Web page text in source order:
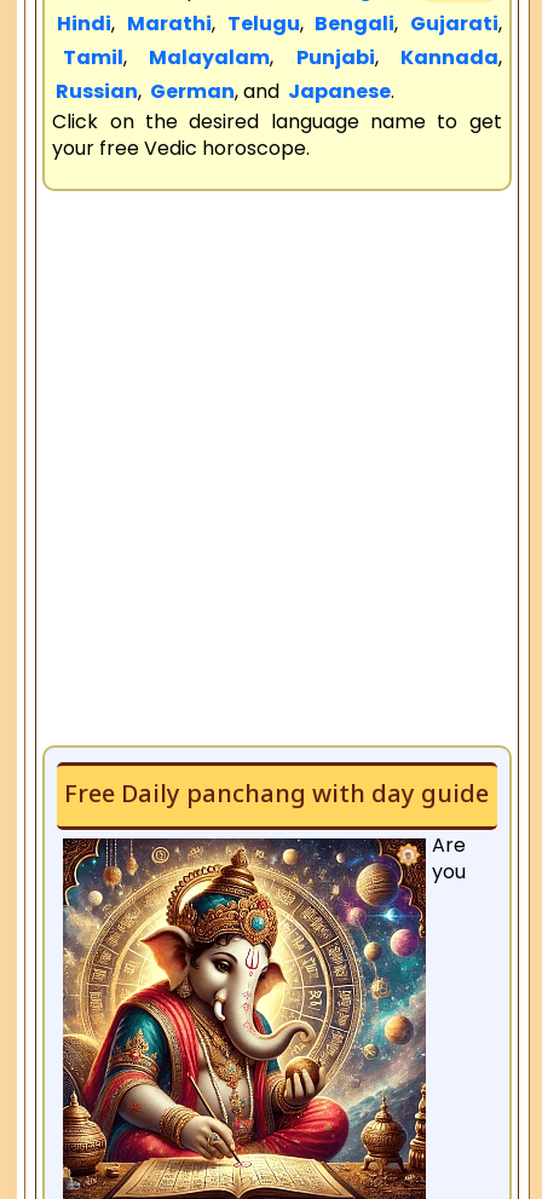
Hindi, Marathi, Telugu, Bengali, Gujarati,
Tamil, Malayalam, Punjabi, Kannada,
Russian, German, and Japanese.
Click on the desired language name to get
your free Vedic horoscope.
Free Daily panchang with day guide
Are
you